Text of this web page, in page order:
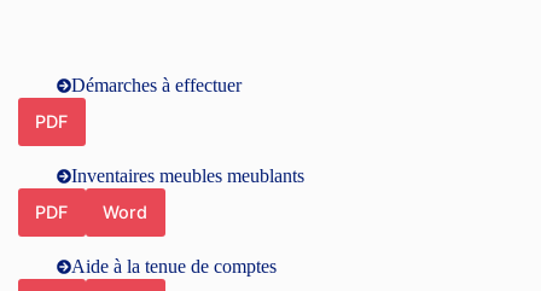
Démarches à effectuer
PDF
Inventaires meubles meublants
PDF
Word
Aide à la tenue de comptes